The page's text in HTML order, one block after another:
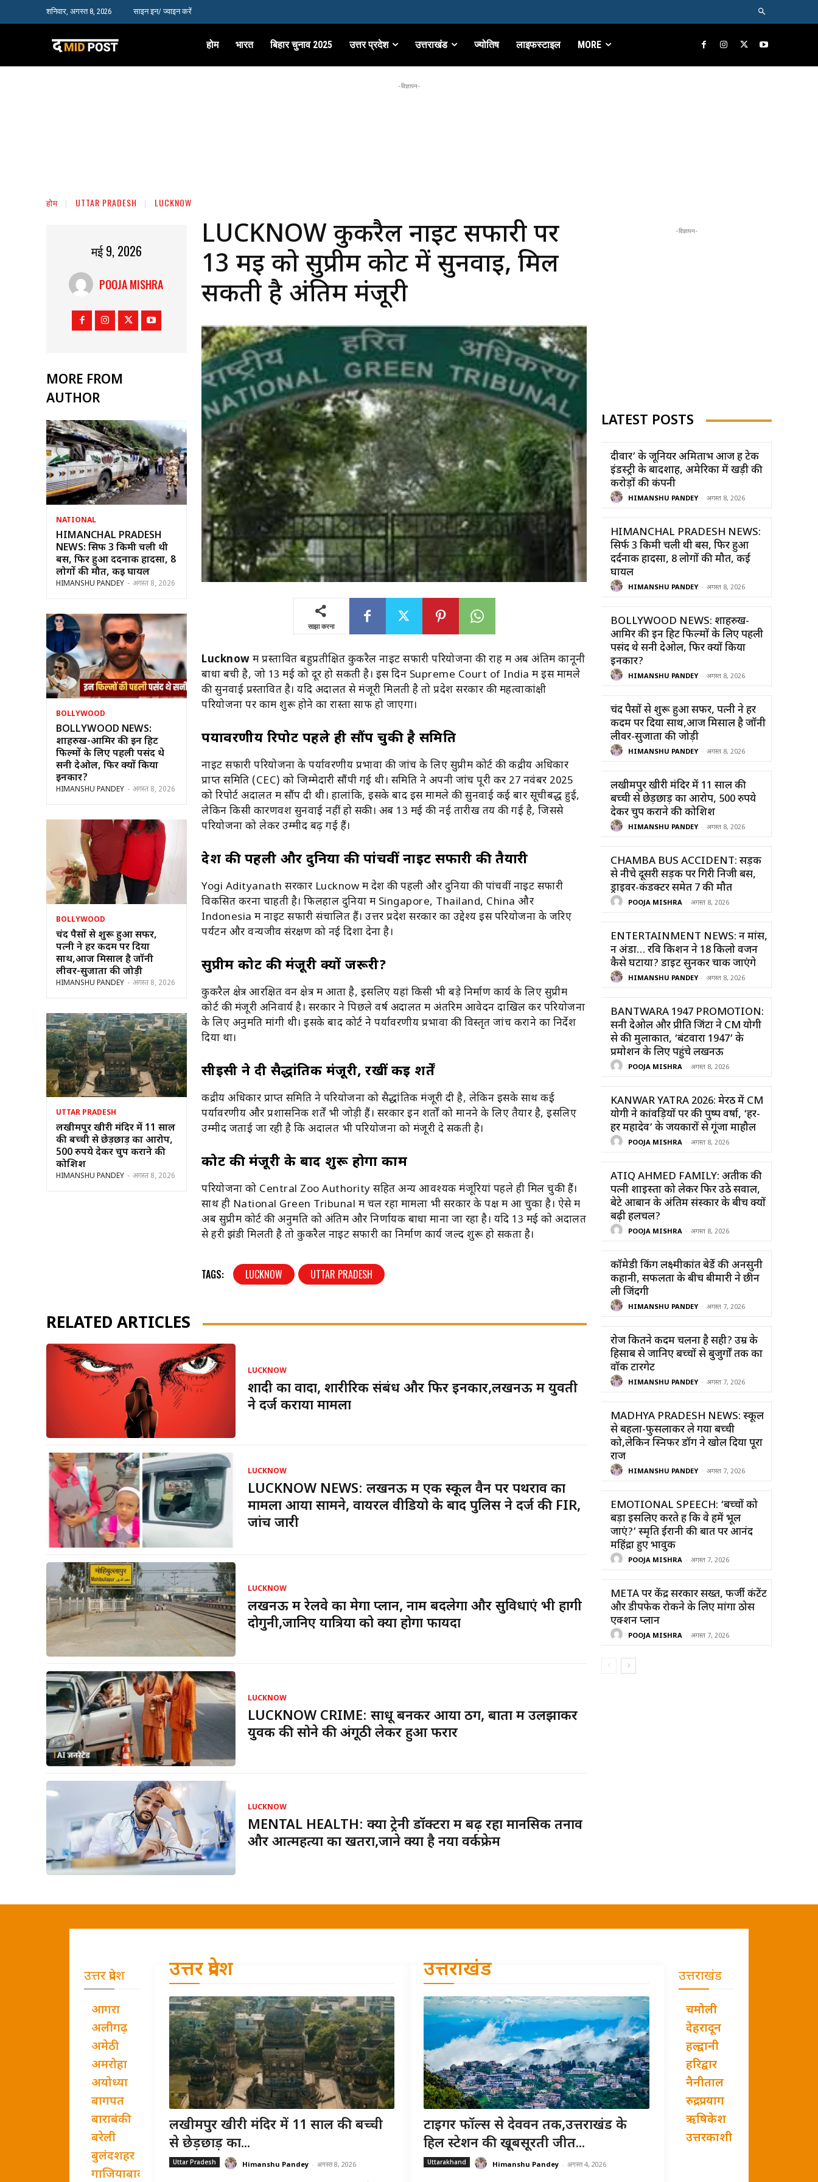
शनिवार, अगस्त 8, 2026 साइन इन/ ज्वाइन करें
होम भारत बिहार चुनाव 2025 उत्तर प्रदेश उत्तराखंड ज्योतिष लाइफस्टाइल MORE
-विज्ञापन-
होम UTTAR PRADESH LUCKNOW
मई 9, 2026
POOJA MISHRA
MORE FROM
AUTHOR
NATIONAL
HIMANCHAL PRADESH
NEWS: सिर्फ 3 किमी चली थी
बस, फिर हुआ दर्दनाक हादसा, 8
लोगों की मौत, कई घायल
HIMANSHU PANDEY - अगस्त 8, 2026
BOLLYWOOD
BOLLYWOOD NEWS:
शाहरुख-आमिर की इन हिट
फिल्मों के लिए पहली पसंद थे
सनी देओल, फिर क्यों किया
इनकार?
HIMANSHU PANDEY - अगस्त 8, 2026
BOLLYWOOD
चंद पैसों से शुरू हुआ सफर,
पत्नी ने हर कदम पर दिया
साथ,आज मिसाल है जॉनी
लीवर-सुजाता की जोड़ी
HIMANSHU PANDEY - अगस्त 8, 2026
UTTAR PRADESH
लखीमपुर खीरी मंदिर में 11 साल
की बच्ची से छेड़छाड़ का आरोप,
500 रुपये देकर चुप कराने की
कोशिश
HIMANSHU PANDEY - अगस्त 8, 2026
LUCKNOW कुकरैल नाइट सफारी पर
13 मई को सुप्रीम कोर्ट में सुनवाई, मिल
सकती है अंतिम मंजूरी
साझा करना
Lucknow में प्रस्तावित बहुप्रतीक्षित कुकरैल नाइट सफारी परियोजना की राह में अब अंतिम कानूनी
बाधा बची है, जो 13 मई को दूर हो सकती है। इस दिन Supreme Court of India में इस मामले
की सुनवाई प्रस्तावित है। यदि अदालत से मंजूरी मिलती है तो प्रदेश सरकार की महत्वाकांक्षी
परियोजना पर काम शुरू होने का रास्ता साफ हो जाएगा।
पर्यावरणीय रिपोर्ट पहले ही सौंप चुकी है समिति
नाइट सफारी परियोजना के पर्यावरणीय प्रभावों की जांच के लिए सुप्रीम कोर्ट की केंद्रीय अधिकार
प्राप्त समिति (CEC) को जिम्मेदारी सौंपी गई थी। समिति ने अपनी जांच पूरी कर 27 नवंबर 2025
को रिपोर्ट अदालत में सौंप दी थी। हालांकि, इसके बाद इस मामले की सुनवाई कई बार सूचीबद्ध हुई,
लेकिन किसी कारणवश सुनवाई नहीं हो सकी। अब 13 मई की नई तारीख तय की गई है, जिससे
परियोजना को लेकर उम्मीदें बढ़ गई हैं।
देश की पहली और दुनिया की पांचवीं नाइट सफारी की तैयारी
Yogi Adityanath सरकार Lucknow में देश की पहली और दुनिया की पांचवीं नाइट सफारी
विकसित करना चाहती है। फिलहाल दुनिया में Singapore, Thailand, China और
Indonesia में नाइट सफारी संचालित हैं। उत्तर प्रदेश सरकार का उद्देश्य इस परियोजना के जरिए
पर्यटन और वन्यजीव संरक्षण को नई दिशा देना है।
सुप्रीम कोर्ट की मंजूरी क्यों जरूरी?
कुकरैल क्षेत्र आरक्षित वन क्षेत्र में आता है, इसलिए यहां किसी भी बड़े निर्माण कार्य के लिए सुप्रीम
कोर्ट की मंजूरी अनिवार्य है। सरकार ने पिछले वर्ष अदालत में अंतरिम आवेदन दाखिल कर परियोजना
के लिए अनुमति मांगी थी। इसके बाद कोर्ट ने पर्यावरणीय प्रभावों की विस्तृत जांच कराने का निर्देश
दिया था।
सीईसी ने दी सैद्धांतिक मंजूरी, रखीं कई शर्तें
केंद्रीय अधिकार प्राप्त समिति ने परियोजना को सैद्धांतिक मंजूरी दी है, लेकिन इसके साथ कई
पर्यावरणीय और प्रशासनिक शर्तें भी जोड़ी हैं। सरकार इन शर्तों को मानने के लिए तैयार है, इसलिए
उम्मीद जताई जा रही है कि अदालत भी परियोजना को मंजूरी दे सकती है।
कोर्ट की मंजूरी के बाद शुरू होगा काम
परियोजना को Central Zoo Authority सहित अन्य आवश्यक मंजूरियां पहले ही मिल चुकी हैं।
साथ ही National Green Tribunal में चल रहा मामला भी सरकार के पक्ष में आ चुका है। ऐसे में
अब सुप्रीम कोर्ट की अनुमति को अंतिम और निर्णायक बाधा माना जा रहा है। यदि 13 मई को अदालत
से हरी झंडी मिलती है तो कुकरैल नाइट सफारी का निर्माण कार्य जल्द शुरू हो सकता है।
TAGS: LUCKNOW UTTAR PRADESH
RELATED ARTICLES
LUCKNOW
शादी का वादा, शारीरिक संबंध और फिर इनकार,लखनऊ में युवती
ने दर्ज कराया मामला
LUCKNOW
LUCKNOW NEWS: लखनऊ में एक स्कूल वैन पर पथराव का
मामला आया सामने, वायरल वीडियो के बाद पुलिस ने दर्ज की FIR,
जांच जारी
LUCKNOW
लखनऊ में रेलवे का मेगा प्लान, नाम बदलेगा और सुविधाएं भी होंगी
दोगुनी,जानिए यात्रियों को क्या होगा फायदा
LUCKNOW
LUCKNOW CRIME: साधू बनकर आया ठग, बातों में उलझाकर
युवक की सोने की अंगूठी लेकर हुआ फरार
LUCKNOW
MENTAL HEALTH: क्या ट्रेनी डॉक्टरों में बढ़ रहा मानसिक तनाव
और आत्महत्या का खतरा,जाने क्या है नया वर्कफ्रेम
-विज्ञापन-
LATEST POSTS
दीवार’ के जूनियर अमिताभ आज हैं टेक
इंडस्ट्री के बादशाह, अमेरिका में खड़ी की
करोड़ों की कंपनी
HIMANSHU PANDEY - अगस्त 8, 2026
HIMANCHAL PRADESH NEWS:
सिर्फ 3 किमी चली थी बस, फिर हुआ
दर्दनाक हादसा, 8 लोगों की मौत, कई
घायल
HIMANSHU PANDEY - अगस्त 8, 2026
BOLLYWOOD NEWS: शाहरुख-
आमिर की इन हिट फिल्मों के लिए पहली
पसंद थे सनी देओल, फिर क्यों किया
इनकार?
HIMANSHU PANDEY - अगस्त 8, 2026
चंद पैसों से शुरू हुआ सफर, पत्नी ने हर
कदम पर दिया साथ,आज मिसाल है जॉनी
लीवर-सुजाता की जोड़ी
HIMANSHU PANDEY - अगस्त 8, 2026
लखीमपुर खीरी मंदिर में 11 साल की
बच्ची से छेड़छाड़ का आरोप, 500 रुपये
देकर चुप कराने की कोशिश
HIMANSHU PANDEY - अगस्त 8, 2026
CHAMBA BUS ACCIDENT: सड़क
से नीचे दूसरी सड़क पर गिरी निजी बस,
ड्राइवर-कंडक्टर समेत 7 की मौत
POOJA MISHRA - अगस्त 8, 2026
ENTERTAINMENT NEWS: न मांस,
न अंडा… रवि किशन ने 18 किलो वजन
कैसे घटाया? डाइट सुनकर चौंक जाएंगे
HIMANSHU PANDEY - अगस्त 8, 2026
BANTWARA 1947 PROMOTION:
सनी देओल और प्रीति जिंटा ने CM योगी
से की मुलाकात, ‘बंटवारा 1947’ के
प्रमोशन के लिए पहुंचे लखनऊ
POOJA MISHRA - अगस्त 8, 2026
KANWAR YATRA 2026: मेरठ में CM
योगी ने कांवड़ियों पर की पुष्प वर्षा, ‘हर-
हर महादेव’ के जयकारों से गूंजा माहौल
POOJA MISHRA - अगस्त 8, 2026
ATIQ AHMED FAMILY: अतीक की
पत्नी शाइस्ता को लेकर फिर उठे सवाल,
बेटे आबान के अंतिम संस्कार के बीच क्यों
बढ़ी हलचल?
POOJA MISHRA - अगस्त 8, 2026
कॉमेडी किंग लक्ष्मीकांत बेर्डे की अनसुनी
कहानी, सफलता के बीच बीमारी ने छीन
ली जिंदगी
HIMANSHU PANDEY - अगस्त 7, 2026
रोज कितने कदम चलना है सही? उम्र के
हिसाब से जानिए बच्चों से बुजुर्गों तक का
वॉक टारगेट
HIMANSHU PANDEY - अगस्त 7, 2026
MADHYA PRADESH NEWS: स्कूल
से बहला-फुसलाकर ले गया बच्ची
को,लेकिन स्निफर डॉग ने खोल दिया पूरा
राज
HIMANSHU PANDEY - अगस्त 7, 2026
EMOTIONAL SPEECH: ‘बच्चों को
बड़ा इसलिए करते हैं कि वे हमें भूल
जाएं?’ स्मृति ईरानी की बात पर आनंद
महिंद्रा हुए भावुक
POOJA MISHRA - अगस्त 7, 2026
META पर केंद्र सरकार सख्त, फर्जी कंटेंट
और डीपफेक रोकने के लिए मांगा ठोस
एक्शन प्लान
POOJA MISHRA - अगस्त 7, 2026
उत्तर प्रदेश
आगरा
अलीगढ़
अमेठी
अमरोहा
अयोध्या
बागपत
बाराबंकी
बरेली
बुलंदशहर
गाजियाबाद
उत्तर प्रदेश
लखीमपुर खीरी मंदिर में 11 साल की बच्ची
से छेड़छाड़ का...
Uttar Pradesh Himanshu Pandey - अगस्त 8, 2026
उत्तराखंड
टाइगर फॉल्स से देववन तक,उत्तराखंड के
हिल स्टेशन की खूबसूरती जीत...
Uttarakhand Himanshu Pandey - अगस्त 4, 2026
उत्तराखंड
चमोली
देहरादून
हल्द्वानी
हरिद्वार
नैनीताल
रुद्रप्रयाग
ऋषिकेश
उत्तरकाशी